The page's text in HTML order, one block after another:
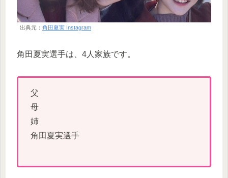
出典元： 角田夏実 Instagram
角田夏実選手は、4人家族です。
父
母
姉
角田夏実選手